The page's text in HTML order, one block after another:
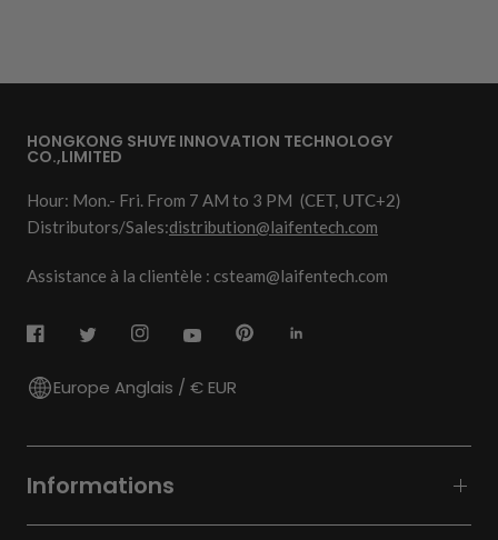
HONGKONG SHUYE INNOVATION TECHNOLOGY
CO.,LIMITED
Hour: Mon.- Fri. From 7 AM to 3 PM (CET, UTC+2)
Distributors/Sales:distribution@laifentech.com
Assistance à la clientèle : csteam@laifentech.com
Europe Anglais / € EUR
Informations